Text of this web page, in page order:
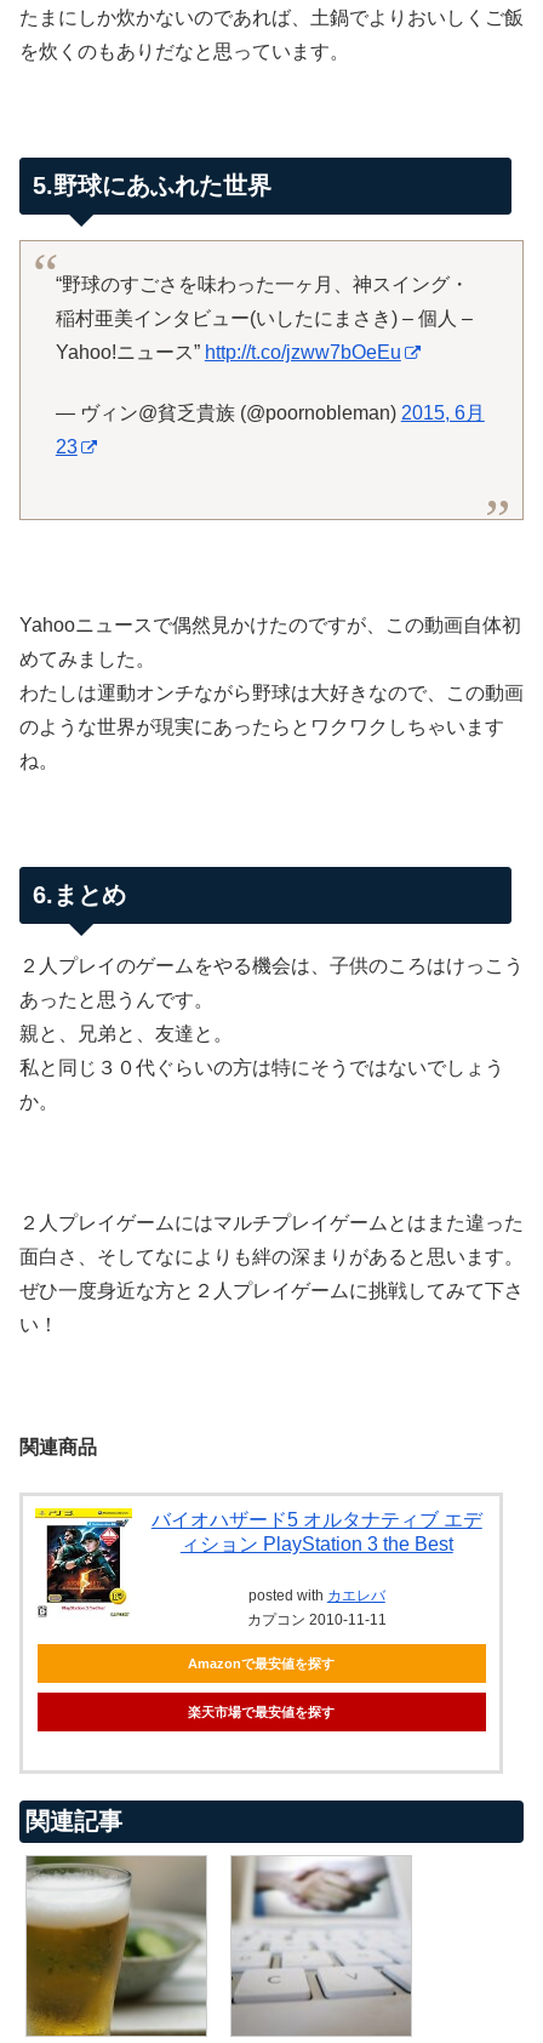
たまにしか炊かないのであれば、土鍋でよりおいしくご飯
を炊くのもありだなと思っています。
5.野球にあふれた世界
“野球のすごさを味わった一ヶ月、神スイング・
稲村亜美インタビュー(いしたにまさき) – 個人 –
Yahoo!ニュース” http://t.co/jzww7bOeEu
— ヴィン@貧乏貴族 (@poornobleman) 2015, 6月
23
Yahooニュースで偶然見かけたのですが、この動画自体初
めてみました。
わたしは運動オンチながら野球は大好きなので、この動画
のような世界が現実にあったらとワクワクしちゃいます
ね。
6.まとめ
２人プレイのゲームをやる機会は、子供のころはけっこう
あったと思うんです。
親と、兄弟と、友達と。
私と同じ３０代ぐらいの方は特にそうではないでしょう
か。
２人プレイゲームにはマルチプレイゲームとはまた違った
面白さ、そしてなによりも絆の深まりがあると思います。
ぜひ一度身近な方と２人プレイゲームに挑戦してみて下さ
い！
関連商品
バイオハザード5 オルタナティブ エデ
ィション PlayStation 3 the Best
posted with カエレバ
カプコン 2010-11-11
Amazonで最安値を探す
楽天市場で最安値を探す
関連記事